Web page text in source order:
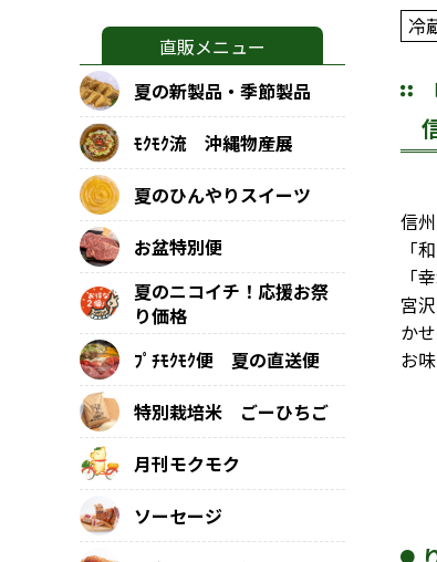
冷
信
「
「
宮
か
お
直販メニュー
夏の新製品・季節製品
ﾓｸﾓｸ流 沖縄物産展
夏のひんやりスイーツ
お盆特別便
夏のニコイチ！応援お祭
り価格
ﾌﾟﾁﾓｸﾓｸ便 夏の直送便
特別栽培米 ごーひちご
月刊モクモク
ソーセージ